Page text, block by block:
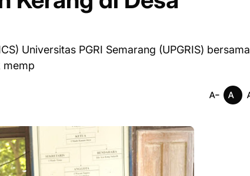
Universitas PGRI Semarang (UPGRIS) bersama
memp